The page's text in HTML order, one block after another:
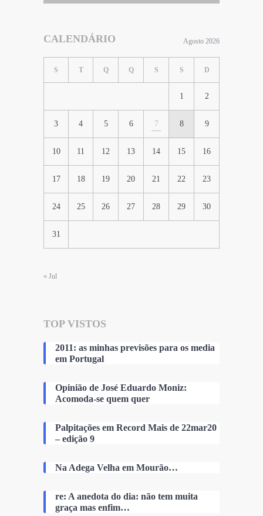
CALENDÁRIO Agosto 2026
S T Q Q S S D
1 2
3 4 5 6 7 8 9
10 11 12 13 14 15 16
17 18 19 20 21 22 23
24 25 26 27 28 29 30
31
« Jul
TOP VISTOS
2011: as minhas previsões para os media
em Portugal
Opinião de José Eduardo Moniz:
Acomoda-se quem quer
Palpitações em Record Mais de 22mar20
– edição 9
Na Adega Velha em Mourão…
re: A anedota do dia: não tem muita
graça mas enfim…